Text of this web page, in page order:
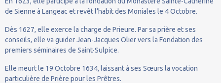
de Sienne à Langeac et revêt l’habit des Moniales le 4 Octobre.
Dès 1627, elle exerce la charge de Prieure. Par sa prière et ses
conseils, elle va guider Jean-Jacques Olier vers la Fondation des
premiers séminaires de Saint-Sulpice.
Elle meurt le 19 Octobre 1634, laissant à ses Sœurs la vocation
particulière de Prière pour les Prêtres.